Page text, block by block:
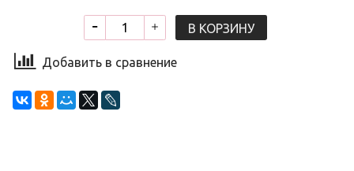
В КОРЗИНУ
Добавить в сравнение